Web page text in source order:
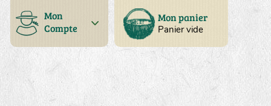
Mon panier
Panier vide
Mon
Compte